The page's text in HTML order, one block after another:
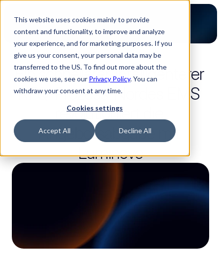
This website uses cookies mainly to provide
content and functionality, to improve and analyze
your experience, and for marketing purposes. If you
give us your consent, your personal data may be
transferred to the US. To find out more about the
cookies we use, see our Privacy Policy. You can
withdraw your consent at any time.
Cookies settings
Accept All Decline All
2 Lesezeit
Ein schnellerer, intelligenterer
RFQ-Prozess: Nordes EMS
revolutioniert die
Angebotsabgabe mit
Luminovo